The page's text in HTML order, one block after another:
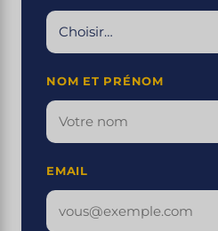
NOM ET PRÉNOM
EMAIL